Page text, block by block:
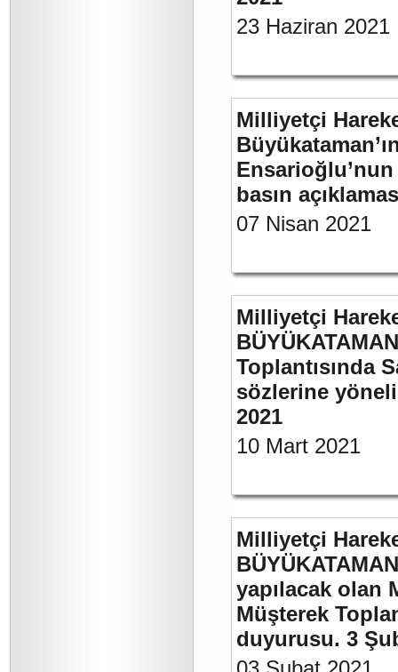
23 Haziran 2021
Milliyetçi
Ensarioğlu’nun
basın
07 Nisan 2021
Milliyetçi
Toplantısında
sözlerine
2021
10 Mart 2021
Milliyetçi
yapılacak olan
Müşterek
duyurusu. 3